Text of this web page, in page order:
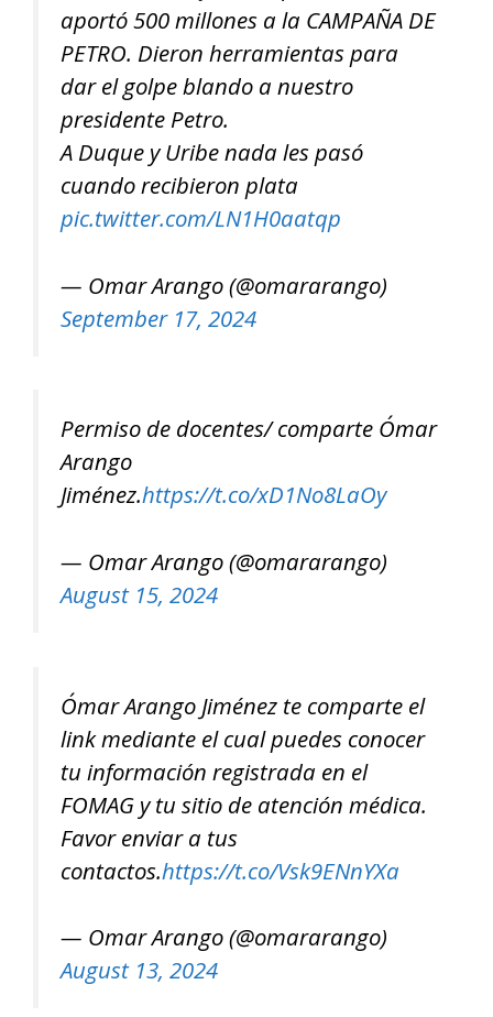
aportó 500 millones a la CAMPAÑA DE
PETRO. Dieron herramientas para
dar el golpe blando a nuestro
presidente Petro.
A Duque y Uribe nada les pasó
cuando recibieron plata
pic.twitter.com/LN1H0aatqp
— Omar Arango (@omararango)
September 17, 2024
Permiso de docentes/ comparte Ómar
Arango
Jiménez.https://t.co/xD1No8LaOy
— Omar Arango (@omararango)
August 15, 2024
Ómar Arango Jiménez te comparte el
link mediante el cual puedes conocer
tu información registrada en el
FOMAG y tu sitio de atención médica.
Favor enviar a tus
contactos.https://t.co/Vsk9ENnYXa
— Omar Arango (@omararango)
August 13, 2024